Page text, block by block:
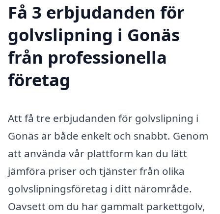
Få 3 erbjudanden för
golvslipning i Gonäs
från professionella
företag
Att få tre erbjudanden för golvslipning i
Gonäs är både enkelt och snabbt. Genom
att använda vår plattform kan du lätt
jämföra priser och tjänster från olika
golvslipningsföretag i ditt närområde.
Oavsett om du har gammalt parkettgolv,